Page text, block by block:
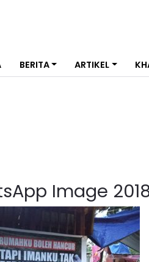
BERITA ARTIKEL
Image